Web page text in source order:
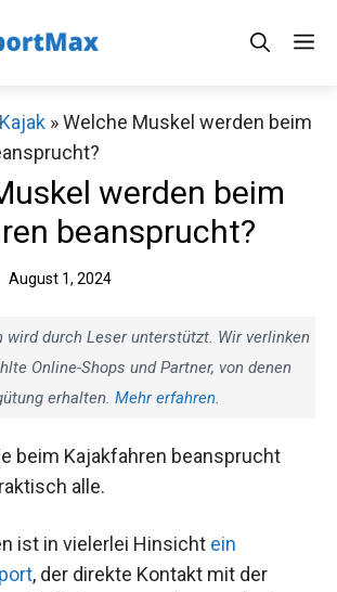
»Welche Muskel werden beim
werden beim
beansprucht?
August 1, 2024
wird durch Leser unterstützt. Wir verlinken
Online-Shops und Partner, von denen
erhalten. Mehr erfahren.
beim Kajakfahren beansprucht
alle.
ist in vielerlei Hinsicht ein
, der direkte Kontakt mit der